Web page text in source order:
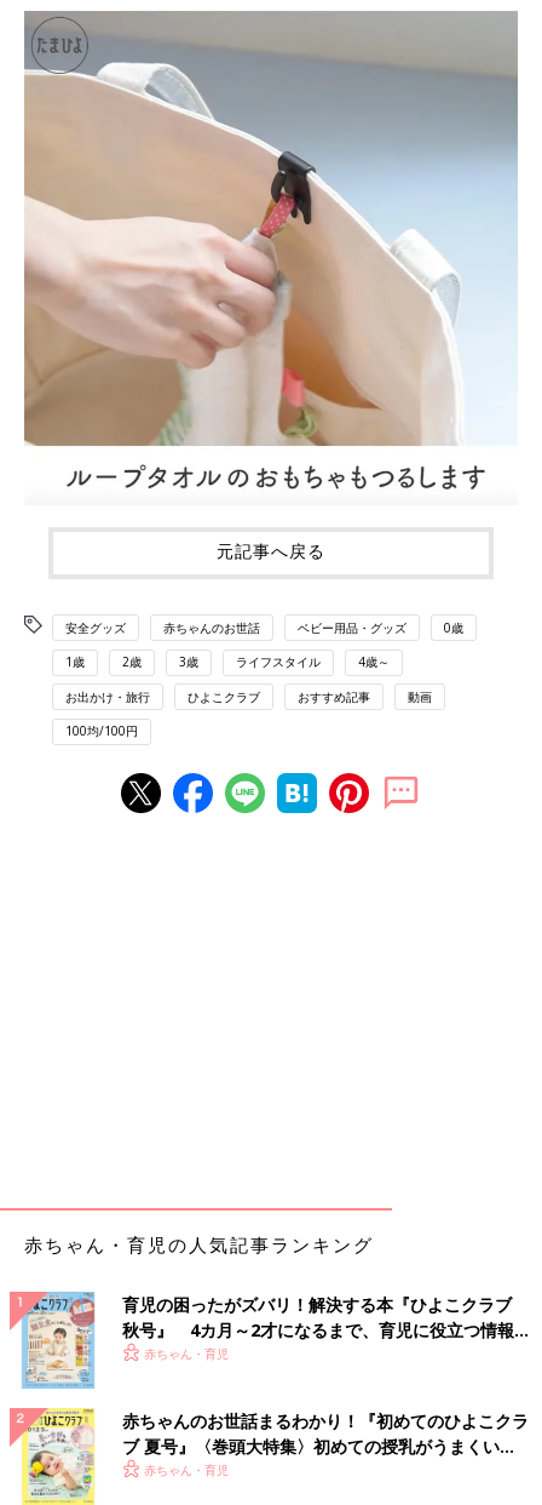
元記事へ戻る
安全グッズ 赤ちゃんのお世話 ベビー用品・グッズ 0歳
1歳 2歳 3歳 ライフスタイル 4歳～
お出かけ・旅行 ひよこクラブ おすすめ記事 動画
100均/100円
赤ちゃん・育児の人気記事ランキング
育児の困ったがズバリ！解決する本『ひよこクラブ
秋号』 4カ月～2才になるまで、育児に役立つ情報が
いっぱい！
赤ちゃん・育児
赤ちゃんのお世話まるわかり！『初めてのひよこクラ
ブ 夏号』〈巻頭大特集〉初めての授乳がうまくい
く！ おっぱい・ミルクの基本と夏のトラブル 解決テ
赤ちゃん・育児